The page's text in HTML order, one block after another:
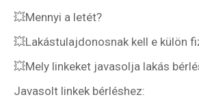
💥Mennyi a letét?
💥Lakástulajdonosnak kell e külön
💥Mely linkeket javasolja lakás
Javasolt linkek bérléshez: